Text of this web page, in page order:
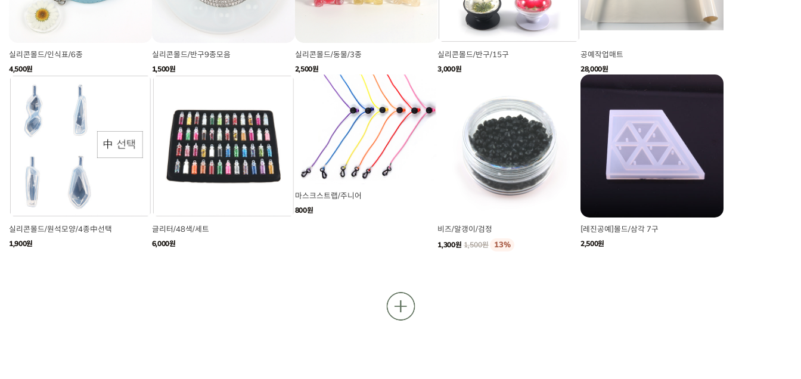
실리콘몰드/인식표/6종
4,500원
실리콘몰드/반구9종모음
1,500원
실리콘몰드/동물/3종
2,500원
실리콘몰드/반구/15구
3,000원
공예작업매트
28,000원
실리콘몰드/원석모양/4종中선택
1,900원
글리터/48색/세트
6,000원
마스크스트랩/주니어
800원
비즈/알갱이/검정
1,300원 1,500원 13%
[레진공예]몰드/삼각 7구
2,500원